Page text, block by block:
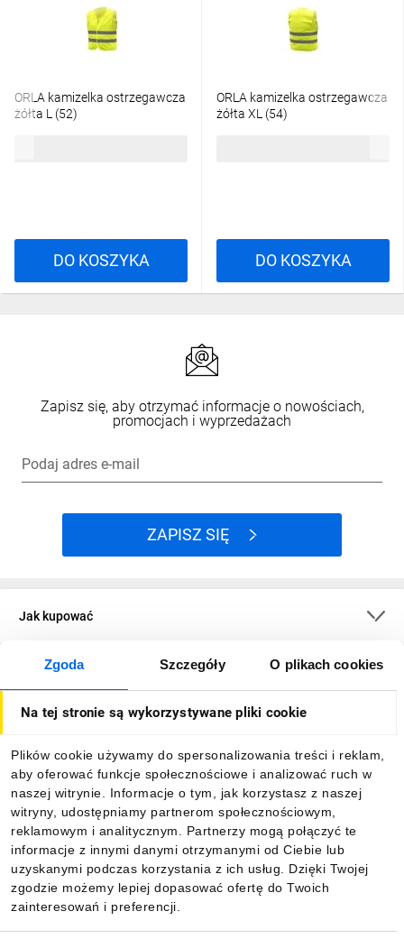
Zgoda Szczegóły O plikach cookies
Na tej stronie są wykorzystywane pliki cookie
Plików cookie używamy do spersonalizowania treści i reklam,
aby oferować funkcje społecznościowe i analizować ruch w
naszej witrynie. Informacje o tym, jak korzystasz z naszej
witryny, udostępniamy partnerom społecznościowym,
reklamowym i analitycznym. Partnerzy mogą połączyć te
informacje z innymi danymi otrzymanymi od Ciebie lub
uzyskanymi podczas korzystania z ich usług. Dzięki Twojej
zgodzie możemy lepiej dopasować ofertę do Twoich
zainteresowań i preferencji.
ORLA kamizelka ostrzegawcza
żółta L (52)
DO KOSZYKA
ORLA kamizelka ostrzegawcza
żółta XL (54)
DO KOSZYKA
Zapisz się, aby otrzymać informacje o nowościach,
promocjach i wyprzedażach
Podaj adres e-mail
ZAPISZ SIĘ
Jak kupować
O firmie
Informacje
Pobierz naszą aplikację mobilną: